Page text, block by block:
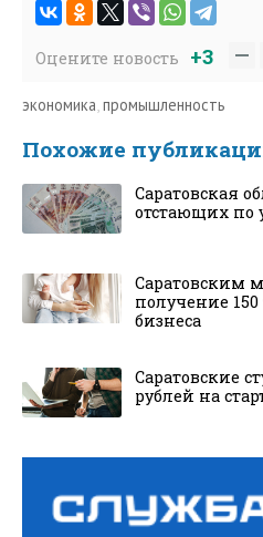
Оцените новость +3
экономика промышленность
Похожие
Саратовская
отстающих по
Саратовским
получение
бизнеса
Саратовские
рублей на